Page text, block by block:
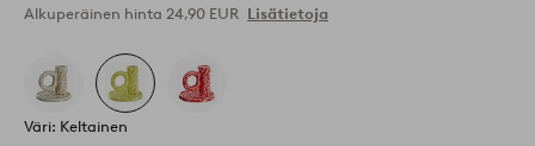
Alkuperäinen hinta 24,90 EUR Lisätietoja
Väri: Keltainen